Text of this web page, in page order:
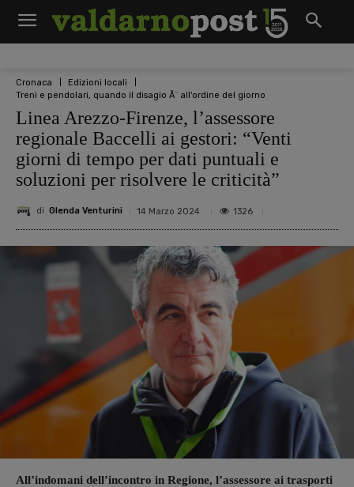
Cronaca
Edizioni locali
Treni e pendolari, quando il disagio Ã¨ all'ordine del giorno
Linea Arezzo-Firenze, l’assessore
regionale Baccelli ai gestori: “Venti
giorni di tempo per dati puntuali e
soluzioni per risolvere le criticità”
di Glenda Venturini 14 Marzo 2024 1326
All’indomani dell’incontro in Regione, l’assessore ai trasporti